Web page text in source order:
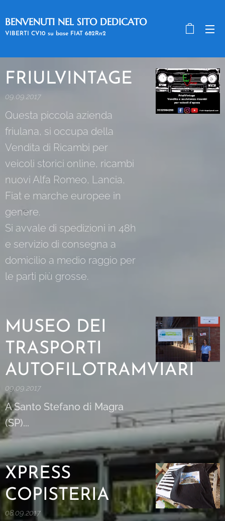
BENVENUTI NEL SITO DEDICATO
A RE GINO
VIBERTI CV10 su base FIAT 682Rn2
FRIULVINTAGE
09.09.2017
Questa piccola azienda
friulana, si occupa della
Vendita di Ricambi per
veicoli storici online, ricambi
nuovi Alfa Romeo, Lancia,
Fiat e marche europee in
genere.
Si avvale di spedizioni in 48h
e servizio di consegna a
domicilio a medio raggio per
le parti più grosse.
MUSEO DEI
TRASPORTI
AUTOFILOTRAMVIARI
09.09.2017
A Santo Stefano di Magra
(SP)...
XPRESS
COPISTERIA
08.09.2017